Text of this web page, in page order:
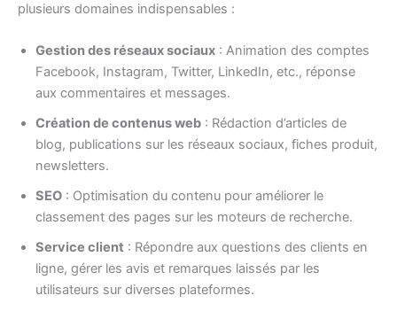
plusieurs domaines indispensables :
Gestion des réseaux sociaux : Animation des comptes
Facebook, Instagram, Twitter, LinkedIn, etc., réponse
aux commentaires et messages.
Création de contenus web : Rédaction d’articles de
blog, publications sur les réseaux sociaux, fiches produit,
newsletters.
SEO : Optimisation du contenu pour améliorer le
classement des pages sur les moteurs de recherche.
Service client : Répondre aux questions des clients en
ligne, gérer les avis et remarques laissés par les
utilisateurs sur diverses plateformes.